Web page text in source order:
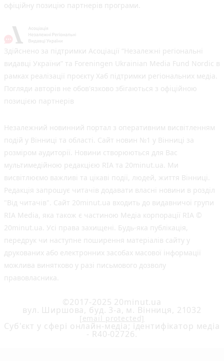
офіційну позицію партнерів програми.
Здійснено за підтримки Асоціації “Незалежні регіональні
видавці України” та Foreningen Ukrainian Media Fund Nordic в
рамках реалізації проєкту Хаб підтримки регіональних медіа.
Погляди авторів не обов'язково збігаються з офіційною
позицією партнерів
Незалежний новинний портал з оперативним висвітленням
подій у Вінниці та області. Сайт новин №1 у Вінниці за
розміром аудиторії. Новини створюються для Вас
мультимедійною редакцією RIA та 20minut.ua. Ми
висвітлюємо важливі та цікаві події, людей, життя Вінниці.
Редакція запрошує читачів додавати власні новини в розділ
"Від читачів". Сайт 20minut.ua входить до видавничої групи
RIA Media, яка також є частиною Медіа корпорації RIA ©
20minut.ua. Усі права захищені. Будь-яка публiкацiя,
передрук чи наступне поширення матеріалів сайту у
друкованих або електронних засобах масової інформації
можлива винятково у разі письмового дозволу
правовласника.
©2017-2025 20minut.ua
вул. Ширшова, буд. 3-а, м. Вінниця, 21032
[email protected]
Cуб'єкт у сфері онлайн-медіа; ідентифікатор медіа
- R40-02726.